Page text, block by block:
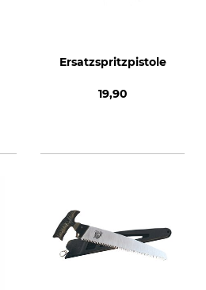
Ersatzspritzpistole
19,90